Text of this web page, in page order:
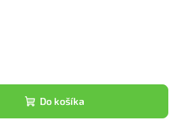
Do košíka